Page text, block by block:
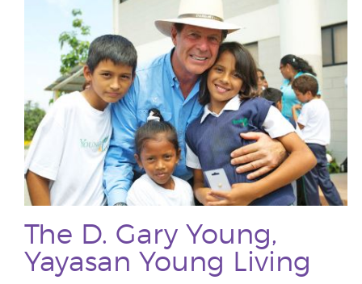
The D. Gary Young,
Yayasan Young Living